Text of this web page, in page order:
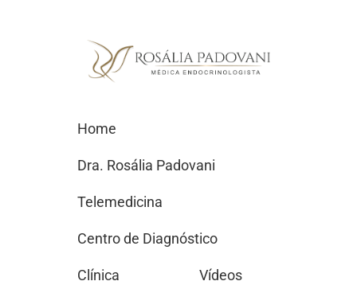
Home
Dra. Rosália Padovani
Telemedicina
Centro de Diagnóstico
Clínica Vídeos